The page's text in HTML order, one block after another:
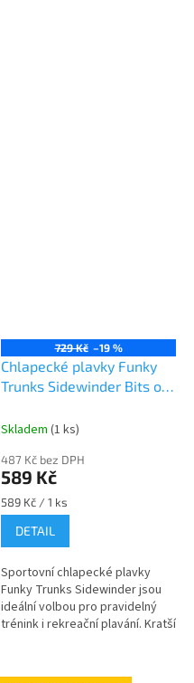
729 Kč –19 %
Chlapecké plavky Funky
Trunks Sidewinder Bits of
Skladem (1 ks)
487 Kč bez DPH
589 Kč
Měrná
cena:
589 Kč / 1 ks
DETAIL
Sportovní chlapecké plavky
Funky Trunks Sidewinder jsou
ideální volbou pro pravidelný
trénink i rekreační plavání. Kratší